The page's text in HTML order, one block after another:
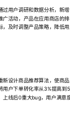
用户调研和数据分析，新
活动，产品在应用商店的
及时调整产品策略，降低
设计商品推荐算法，使商
用户下单转化率从3%提高到
上线后0重大bug，用户满意